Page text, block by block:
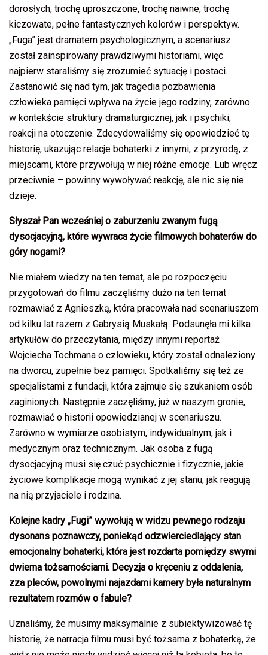
dorosłych, trochę uproszczone, trochę naiwne, trochę
kiczowate, pełne fantastycznych kolorów i perspektyw.
„Fuga” jest dramatem psychologicznym, a scenariusz
został zainspirowany prawdziwymi historiami, więc
najpierw staraliśmy się zrozumieć sytuację i postaci.
Zastanowić się nad tym, jak tragedia pozbawienia
człowieka pamięci wpływa na życie jego rodziny, zarówno
w kontekście struktury dramaturgicznej, jak i psychiki,
reakcji na otoczenie. Zdecydowaliśmy się opowiedzieć tę
historię, ukazując relacje bohaterki z innymi, z przyrodą, z
miejscami, które przywołują w niej różne emocje. Lub wręcz
przeciwnie – powinny wywoływać reakcję, ale nic się nie
dzieje.
Słyszał Pan wcześniej o zaburzeniu zwanym fugą
dysocjacyjną, które wywraca życie filmowych bohaterów do
góry nogami?
Nie miałem wiedzy na ten temat, ale po rozpoczęciu
przygotowań do filmu zaczęliśmy dużo na ten temat
rozmawiać z Agnieszką, która pracowała nad scenariuszem
od kilku lat razem z Gabrysią Muskałą. Podsunęła mi kilka
artykułów do przeczytania, między innymi reportaż
Wojciecha Tochmana o człowieku, który został odnaleziony
na dworcu, zupełnie bez pamięci. Spotkaliśmy się też ze
specjalistami z fundacji, która zajmuje się szukaniem osób
zaginionych. Następnie zaczęliśmy, już w naszym gronie,
rozmawiać o historii opowiedzianej w scenariuszu.
Zarówno w wymiarze osobistym, indywidualnym, jak i
medycznym oraz technicznym. Jak osoba z fugą
dysocjacyjną musi się czuć psychicznie i fizycznie, jakie
życiowe komplikacje mogą wynikać z jej stanu, jak reagują
na nią przyjaciele i rodzina.
Kolejne kadry „Fugi” wywołują w widzu pewnego rodzaju
dysonans poznawczy, poniekąd odzwierciedlający stan
emocjonalny bohaterki, która jest rozdarta pomiędzy swymi
dwiema tożsamościami. Decyzja o kręceniu z oddalenia,
zza pleców, powolnymi najazdami kamery była naturalnym
rezultatem rozmów o fabule?
Uznaliśmy, że musimy maksymalnie z subiektywizować tę
historię, że narracja filmu musi być tożsama z bohaterką, że